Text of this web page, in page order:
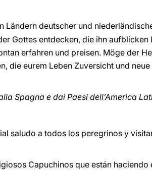
Ländern deutscher und
Gottes entdecken, die ihn
erfahren und preisen. Möge der
die eurem Leben Zuversicht und
Spagna e dai Paesi dell’America
saludo a todos los peregrinos y
Capuchinos que están